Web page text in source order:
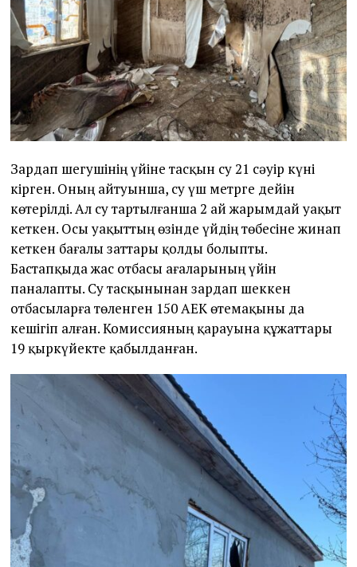
Зардап шегушінің үйіне тасқын су 21 сәуір күні
кірген. Оның айтуынша, су үш метрге дейін
көтерілді. Ал су тартылғанша 2 ай жарымдай уақыт
кеткен. Осы уақыттың өзінде үйдің төбесіне жинап
кеткен бағалы заттары қолды болыпты.
Бастапқыда жас отбасы ағаларының үйін
паналапты. Су тасқынынан зардап шеккен
отбасыларға төленген 150 АЕК өтемақыны да
кешігіп алған. Комиссияның қарауына құжаттары
19 қыркүйекте қабылданған.